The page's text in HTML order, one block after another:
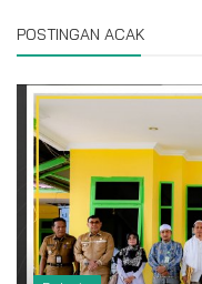
POSTINGAN ACAK